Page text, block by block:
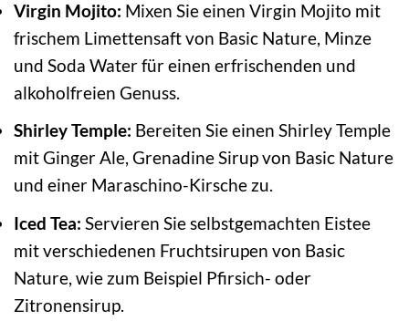
Virgin Mojito: Mixen Sie einen Virgin Mojito mit
frischem Limettensaft von Basic Nature, Minze
und Soda Water für einen erfrischenden und
alkoholfreien Genuss.
Shirley Temple: Bereiten Sie einen Shirley Temple
mit Ginger Ale, Grenadine Sirup von Basic Nature
und einer Maraschino-Kirsche zu.
Iced Tea: Servieren Sie selbstgemachten Eistee
mit verschiedenen Fruchtsirupen von Basic
Nature, wie zum Beispiel Pfirsich- oder
Zitronensirup.